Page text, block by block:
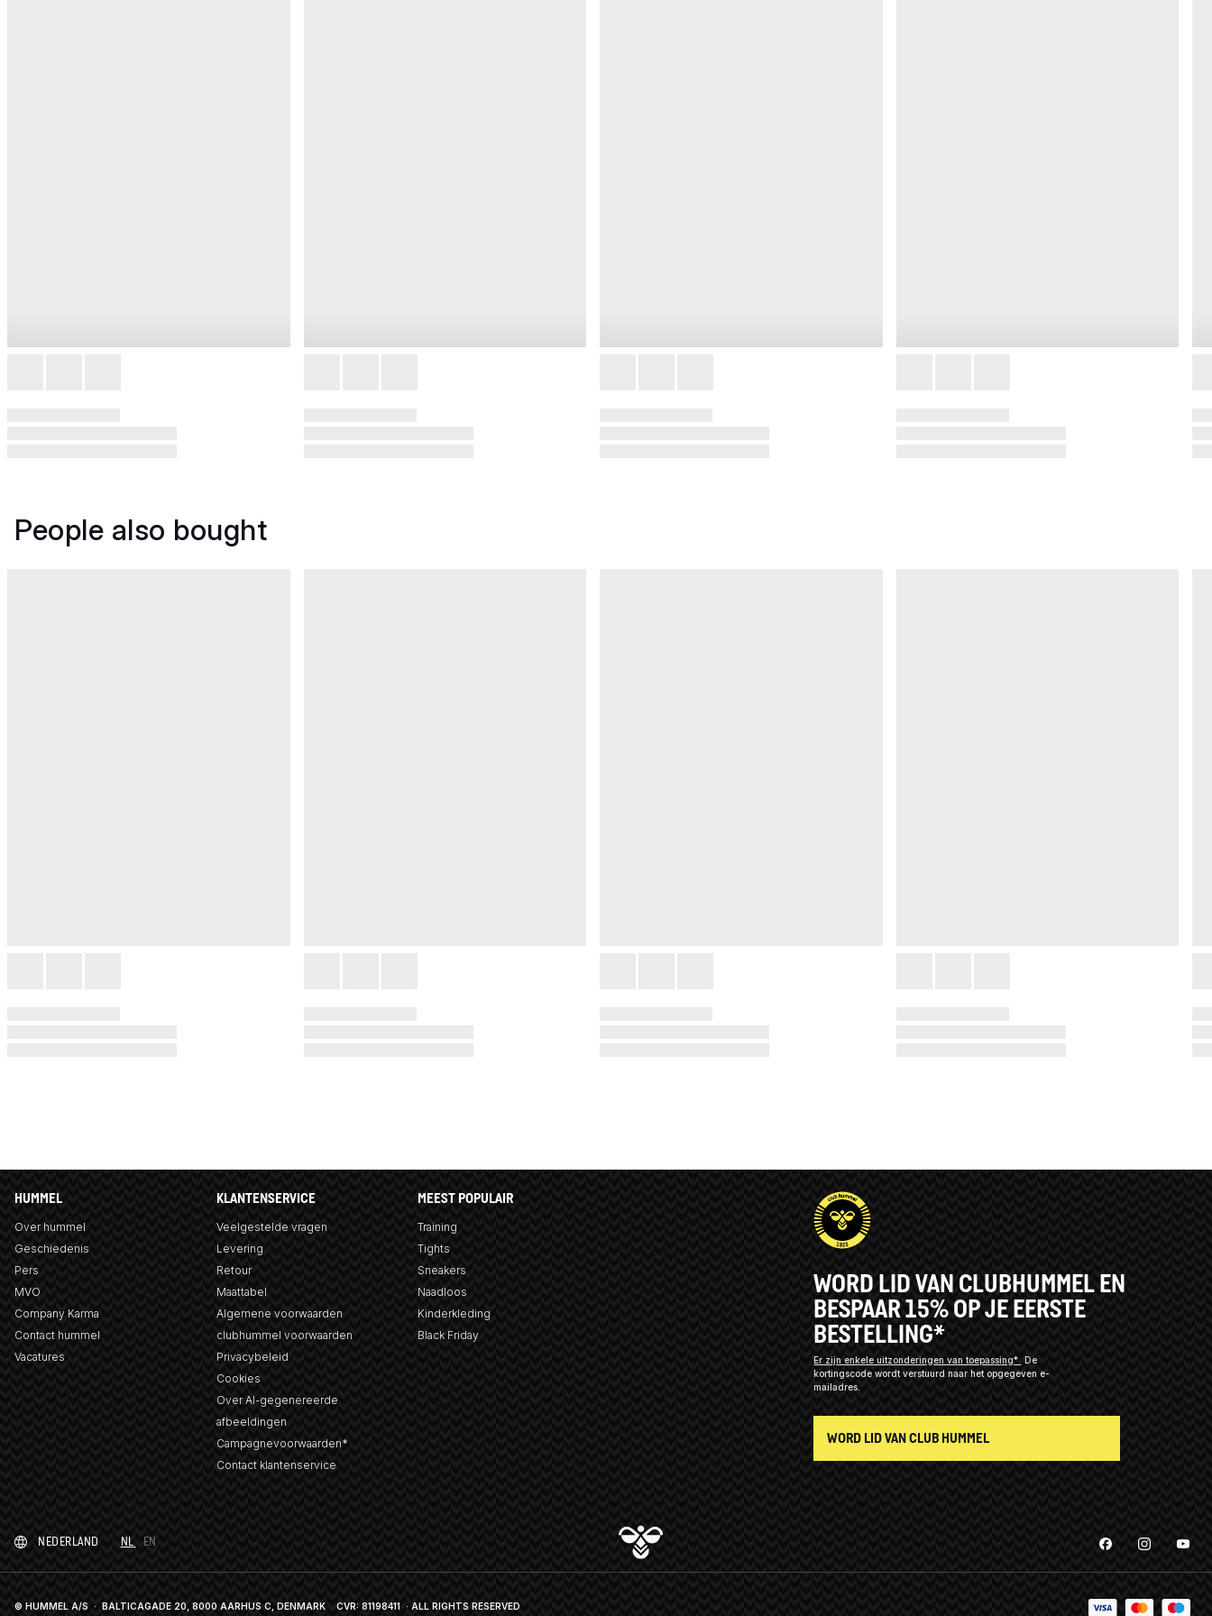
People also bought
HUMMEL
Over hummel
Geschiedenis
Pers
MVO
Company Karma
Contact hummel
Vacatures
KLANTENSERVICE
Veelgestelde vragen
Levering
Retour
Maattabel
Algemene voorwaarden
clubhummel voorwaarden
Privacybeleid
Cookies
Over AI-gegenereerde
afbeeldingen
Campagnevoorwaarden*
Contact klantenservice
MEEST POPULAIR
Training
Tights
Sneakers
Naadloos
Kinderkleding
Black Friday
WORD LID VAN CLUBHUMMEL EN
BESPAAR 15% OP JE EERSTE
BESTELLING*
Er zijn enkele uitzonderingen van toepassing*
De
kortingscode wordt verstuurd naar het opgegeven e-
mailadres.
WORD LID VAN CLUB HUMMEL
NEDERLAND NL EN
© HUMMEL A/S · BALTICAGADE 20, 8000 AARHUS C, DENMARK CVR: 81198411 · ALL RIGHTS RESERVED